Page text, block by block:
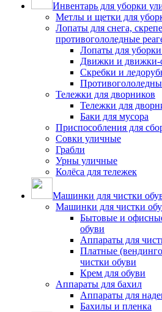
Инвентарь для уборки
Метлы и щетки для
Лопаты для снега,
противогололедные
Лопаты для уборки
Движки и движки-
Скребки и
Тележки для дворников
Тележки для
Баки для мусора
Приспособления для
Совки уличные
Грабли
Урны уличные
Колёса для тележек
Машинки для чистки
Машинки для чистки
Бытовые и
обуви
Аппараты для
Платные
чистки обуви
Крем для обуви
Аппараты для бахил
Аппараты для
Бахилы и пленка